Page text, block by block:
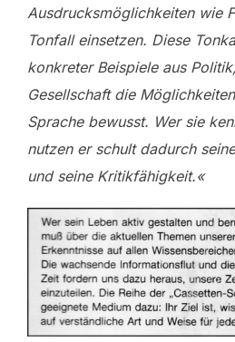
Ausdrucksmöglichkeiten wie
Tonfall einsetzen. Diese
konkreter Beispiele aus
Gesellschaft die
Sprache bewusst. Wer sie
nutzen er schult dadurch
und seine Kritikfähigkeit.«